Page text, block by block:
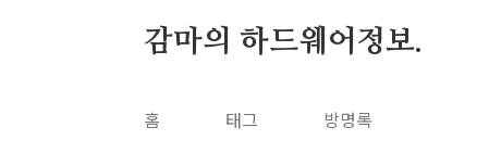
감마의 하드웨어정보.
홈 태그 방명록